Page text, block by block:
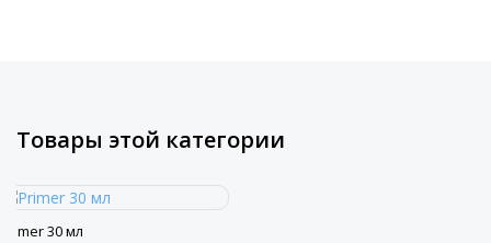
Товары этой категории
Primer 30 мл